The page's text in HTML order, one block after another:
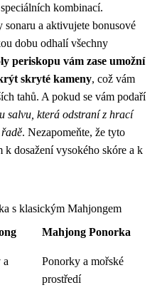
kombinací.
a aktivujete bonusové
dobu odhalí všechny
periskopu vám zase umožní
skryté kameny, což vám
tahů. A pokud se vám podaří
salvu, která odstraní z hrací
. Nezapomeňte, že tyto
dosažení vysokého skóre a k
s klasickým Mahjongem
Mahjong Ponorka
a
Ponorky a mořské
prostředí